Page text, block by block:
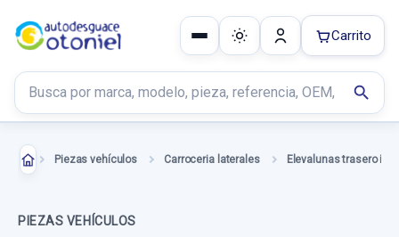
Buscar productos
search
Carrito
Piezas vehículos Carroceria laterales
PIEZAS VEHÍCULOS